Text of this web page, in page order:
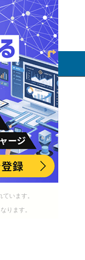
います。
ります。